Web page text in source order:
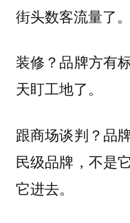
街头数客流量了。
装修？品牌方有
天盯工地了。
跟商场谈判？品
民级品牌，不是
它进去。